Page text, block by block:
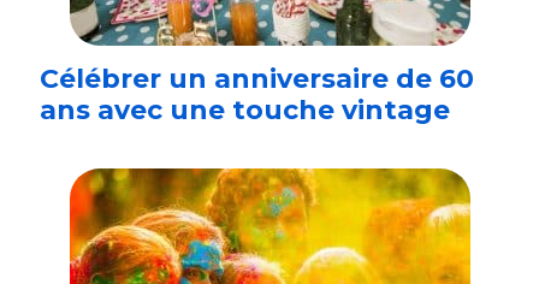
Célébrer un anniversaire de 60
ans avec une touche vintage